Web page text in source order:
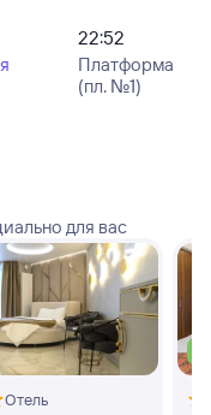
22:52
Платформа
(пл. №1)
для вас
Отель